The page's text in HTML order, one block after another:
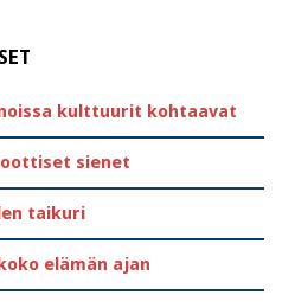
kulttuurit kohtaavat
sienet
taikuri
elämän ajan